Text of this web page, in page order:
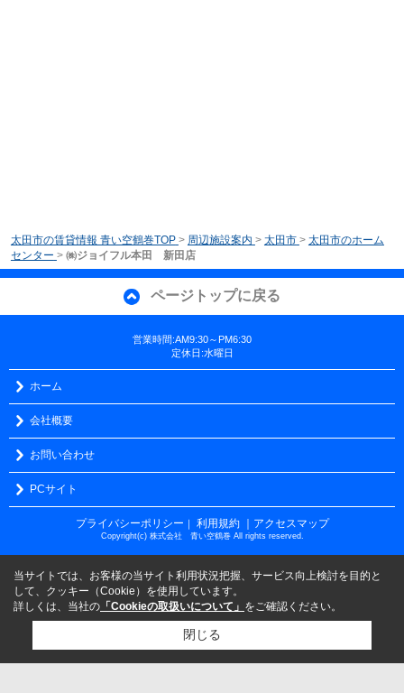
太田市の賃貸情報 青い空鶴巻TOP > 周辺施設案内 > 太田市 > 太田市のホーム
センター > ㈱ジョイフル本田 新田店
ページトップに戻る
営業時間:AM9:30～PM6:30
定休日:水曜日
ホーム
会社概要
お問い合わせ
PCサイト
プライバシーポリシー ｜ 利用規約 ｜アクセスマップ
Copyright(c) 株式会社 青い空鶴巻 All rights reserved.
当サイトでは、お客様の当サイト利用状況把握、サービス向上検討を目的と
して、クッキー（Cookie）を使用しています。
詳しくは、当社の 「Cookieの取扱いについて」 をご確認ください。
閉じる